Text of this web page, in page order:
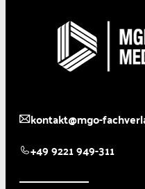
kontakt@mgo-
+49 9221 949-311